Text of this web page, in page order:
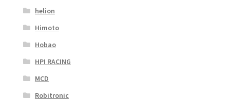
helion
Himoto
Hobao
HPI RACING
MCD
Robitronic